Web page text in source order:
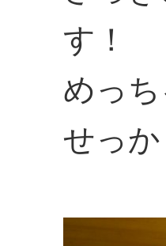
す！
めっ
せっ